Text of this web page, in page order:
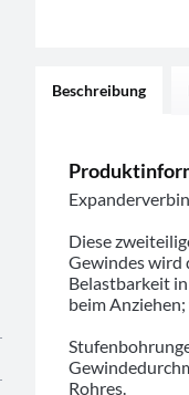
Beschreibung
Diese
Gewindes wird
Belastbarkeit
beim
Rohres.